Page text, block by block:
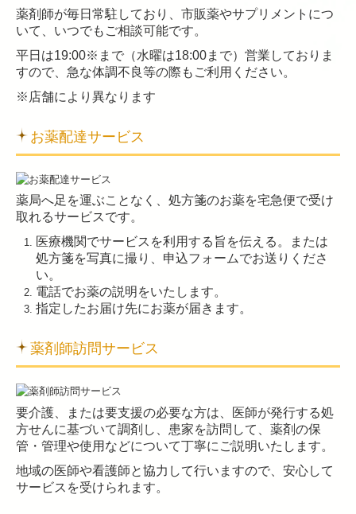
薬剤師が毎日常駐しており、市販薬やサプリメントにつ
いて、いつでもご相談可能です。
平日は19:00※ まで（水曜は18:00まで） 営業しておりま
すので、急な体調不良等の際もご利用ください。
※店舗により異なります
お薬配達サービス
薬局へ足を運ぶことなく、処方箋のお薬を宅急便で受け
取れるサービスです。
医療機関でサービスを利用する旨を伝える。または
処方箋を写真に撮り、申込フォームでお送りくださ
い。
電話でお薬の説明をいたします。
指定したお届け先にお薬が届きます。
薬剤師訪問サービス
要介護、または要支援の必要な方は、医師が発行する処
方せんに基づいて調剤し、患家を訪問して、薬剤の保
管・管理や使用などについて丁寧にご説明いたします。
地域の医師や看護師と協力して行いますので、安心して
サービスを受けられます。